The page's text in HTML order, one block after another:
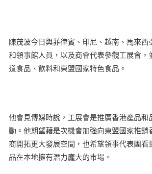
陳茂波今日與菲律賓、印尼、越南、馬來西
和領事館人員，以及商會代表參觀工展會，
道食品、飲料和東盟國家特色食品。
他會見傳媒時說，工展會是推廣香港產品和
動。他期望藉是次機會加強向東盟國家推銷
商開拓更大發展空間，也希望領事代表團看
品在本地擁有潛力龐大的巿場。